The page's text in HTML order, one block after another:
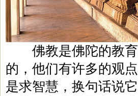
佛教是佛陀的教育
的，他们有许多的观
是求智慧，换句话说